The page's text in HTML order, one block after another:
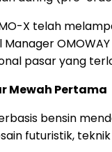
X telah
Manager
pasar yang
Mewah Pertama
bensin
futuristik,